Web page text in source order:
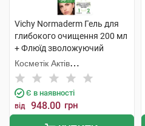
Vichy Normaderm Гель для
глибокого очищення 200 мл
+ Флюїд зволожуючий
подвійної дії 1 набір
Косметік Актів
Інтернаціональ
Є в наявності
від 948.00 грн